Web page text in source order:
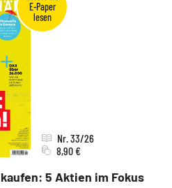
5 Aktien im Fokus
Nr. 33/26
8,90 €